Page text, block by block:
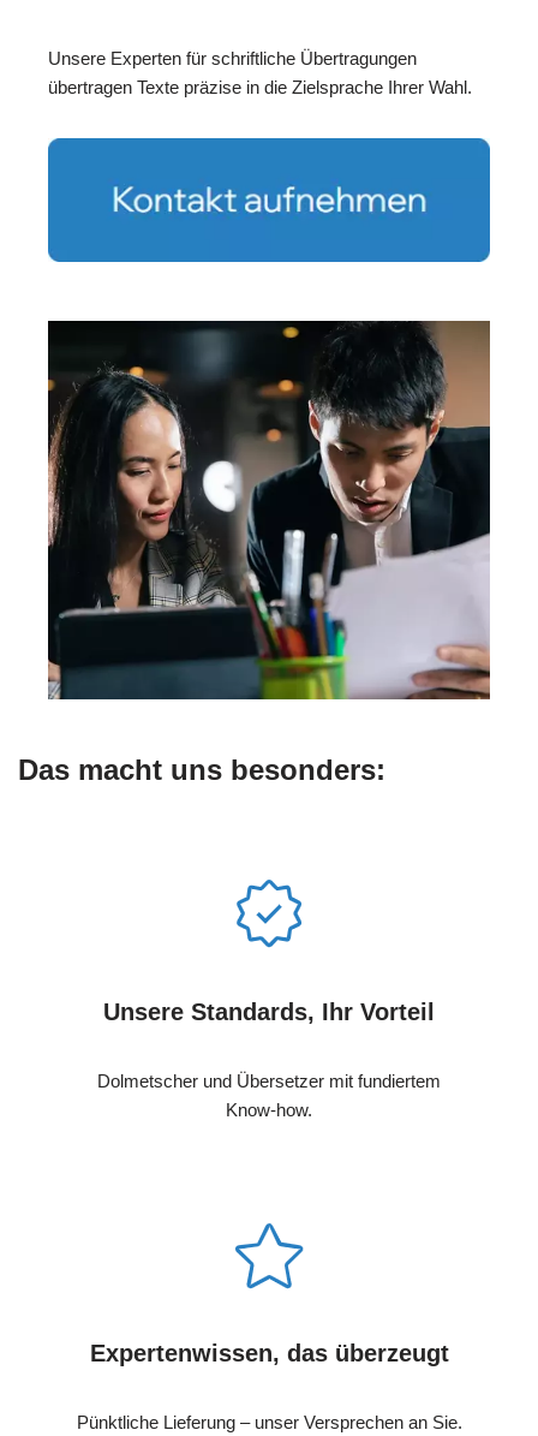
Unsere Experten für schriftliche Übertragungen
übertragen Texte präzise in die Zielsprache Ihrer Wahl.
Das macht uns besonders:
Unsere Standards, Ihr Vorteil
Dolmetscher und Übersetzer mit fundiertem
Know-how.
Expertenwissen, das überzeugt
Pünktliche Lieferung – unser Versprechen an Sie.